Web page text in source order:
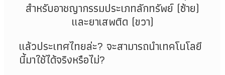
สำหรับอาชญากรรมประเภทลักทรัพย์(ซ้าย)
และยาเสพติด (ขวา)
แล้วประเทศไทยล่ะ? จะสามารถนำเทคโนโลยี
นี้มาใช้ได้จริงหรือไม่?